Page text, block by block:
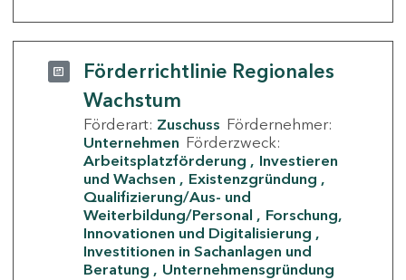
Förderrichtlinie Regionales
Wachstum
Förderart: Zuschuss Fördernehmer:
Unternehmen Förderzweck:
Arbeitsplatzförderung
Investieren
und Wachsen
Existenzgründung
Qualifizierung/Aus- und
Weiterbildung/Personal
Forschung,
Innovationen und Digitalisierung
Investitionen in Sachanlagen und
Beratung
Unternehmensgründung